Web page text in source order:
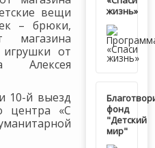
вещи
– брюки,
магазина
от
Алексея
10-й выезд
центра «С
жизнь»
фонд
"Детский
мир"